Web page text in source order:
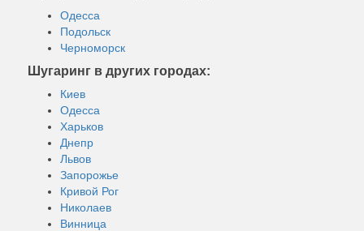
Одесса
Подольск
Черноморск
Шугаринг в других городах:
Киев
Одесса
Харьков
Днепр
Львов
Запорожье
Кривой Рог
Николаев
Винница